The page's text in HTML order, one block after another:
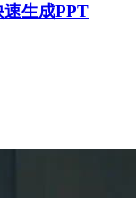
生成PPT